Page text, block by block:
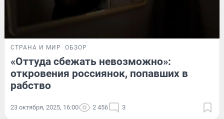
СТРАНА И МИР ОБЗОР
«Оттуда сбежать невозможно»:
откровения россиянок, попавших в
рабство
23 октября, 2025, 16:00 2 456 3